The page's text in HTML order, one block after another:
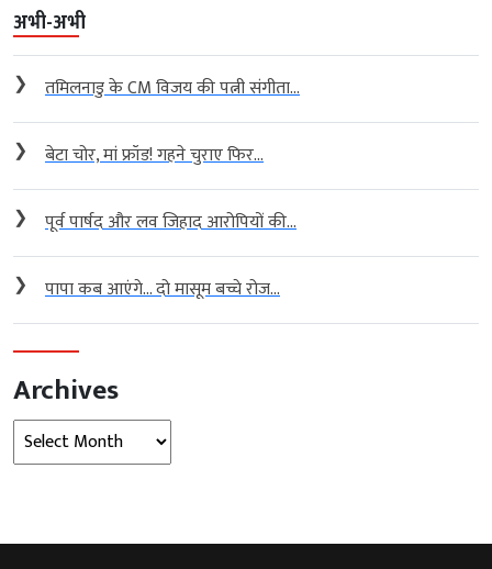
अभी-अभी
❯ तमिलनाडु के CM विजय की पत्नी संगीता...
❯ बेटा चोर, मां फ्रॉड! गहने चुराए फिर...
❯ पूर्व पार्षद और लव जिहाद आरोपियों की...
❯ पापा कब आएंगे… दो मासूम बच्चे रोज...
Archives
Archives